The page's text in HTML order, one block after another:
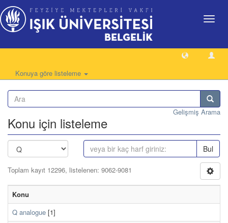
Geçiş
Konuya göre listeleme
Gelişmiş Arama
Konu için listeleme
Bul
Toplam kayıt 12296, listelenen: 9062-9081
Konu
Q analogue [1]